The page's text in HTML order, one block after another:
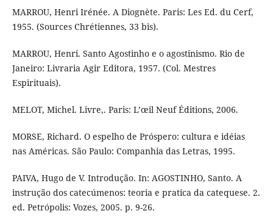
MARROU, Henri Irénée. A Diognète. Paris: Les Ed. du Cerf,
1955. (Sources Chrétiennes, 33 bis).
MARROU, Henri. Santo Agostinho e o agostinismo. Rio de
Janeiro: Livraria Agir Editora, 1957. (Col. Mestres
Espirituais).
MELOT, Michel. Livre,. Paris: L’œil Neuf Éditions, 2006.
MORSE, Richard. O espelho de Próspero: cultura e idéias
nas Américas. São Paulo: Companhia das Letras, 1995.
PAIVA, Hugo de V. Introdução. In: AGOSTINHO, Santo. A
instrução dos catecúmenos: teoria e pratica da catequese. 2.
ed. Petrópolis: Vozes, 2005. p. 9-26.